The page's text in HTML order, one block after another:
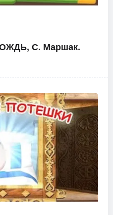
С. Маршак.